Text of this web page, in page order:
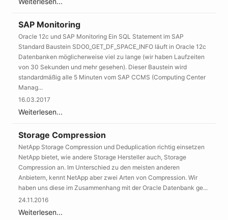
SAP Monitoring
Oracle 12c und SAP Monitoring Ein SQL Statement im SAP
Standard Baustein SDO0_GET_DF_SPACE_INFO läuft in Oracle 12c
Datenbanken möglicherweise viel zu lange (wir haben Laufzeiten
von 30 Sekunden und mehr gesehen). Dieser Baustein wird
standardmäßig alle 5 Minuten vom SAP CCMS (Computing Center
Manag...
16.03.2017
Weiterlesen...
Storage Compression
NetApp Storage Compression und Deduplication richtig einsetzen
NetApp bietet, wie andere Storage Hersteller auch, Storage
Compression an. Im Unterschied zu den meisten anderen
Anbietern, kennt NetApp aber zwei Arten von Compression. Wir
haben uns diese im Zusammenhang mit der Oracle Datenbank ge...
24.11.2016
Weiterlesen...